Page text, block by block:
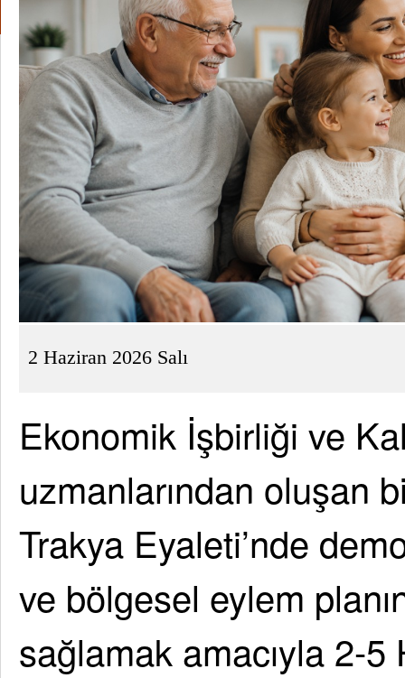
2 Haziran 2026 Salı
Ekonomik İşbirliği ve
uzmanlarından oluşan
Trakya Eyaleti’nde
ve bölgesel eylem
sağlamak amacıyla 2-